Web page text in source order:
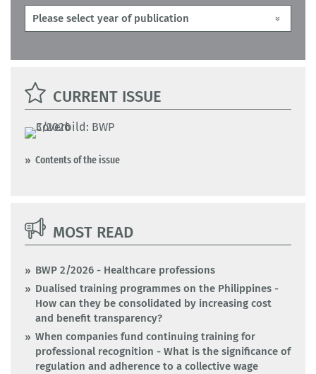
CURRENT ISSUE
Contents of the issue
MOST READ
BWP 2/2026 - Healthcare professions
Dualised training programmes on the Philippines -
How can they be consolidated by increasing cost
and benefit transparency?
When companies fund continuing training for
professional recognition - What is the significance of
regulation and adherence to a collective wage